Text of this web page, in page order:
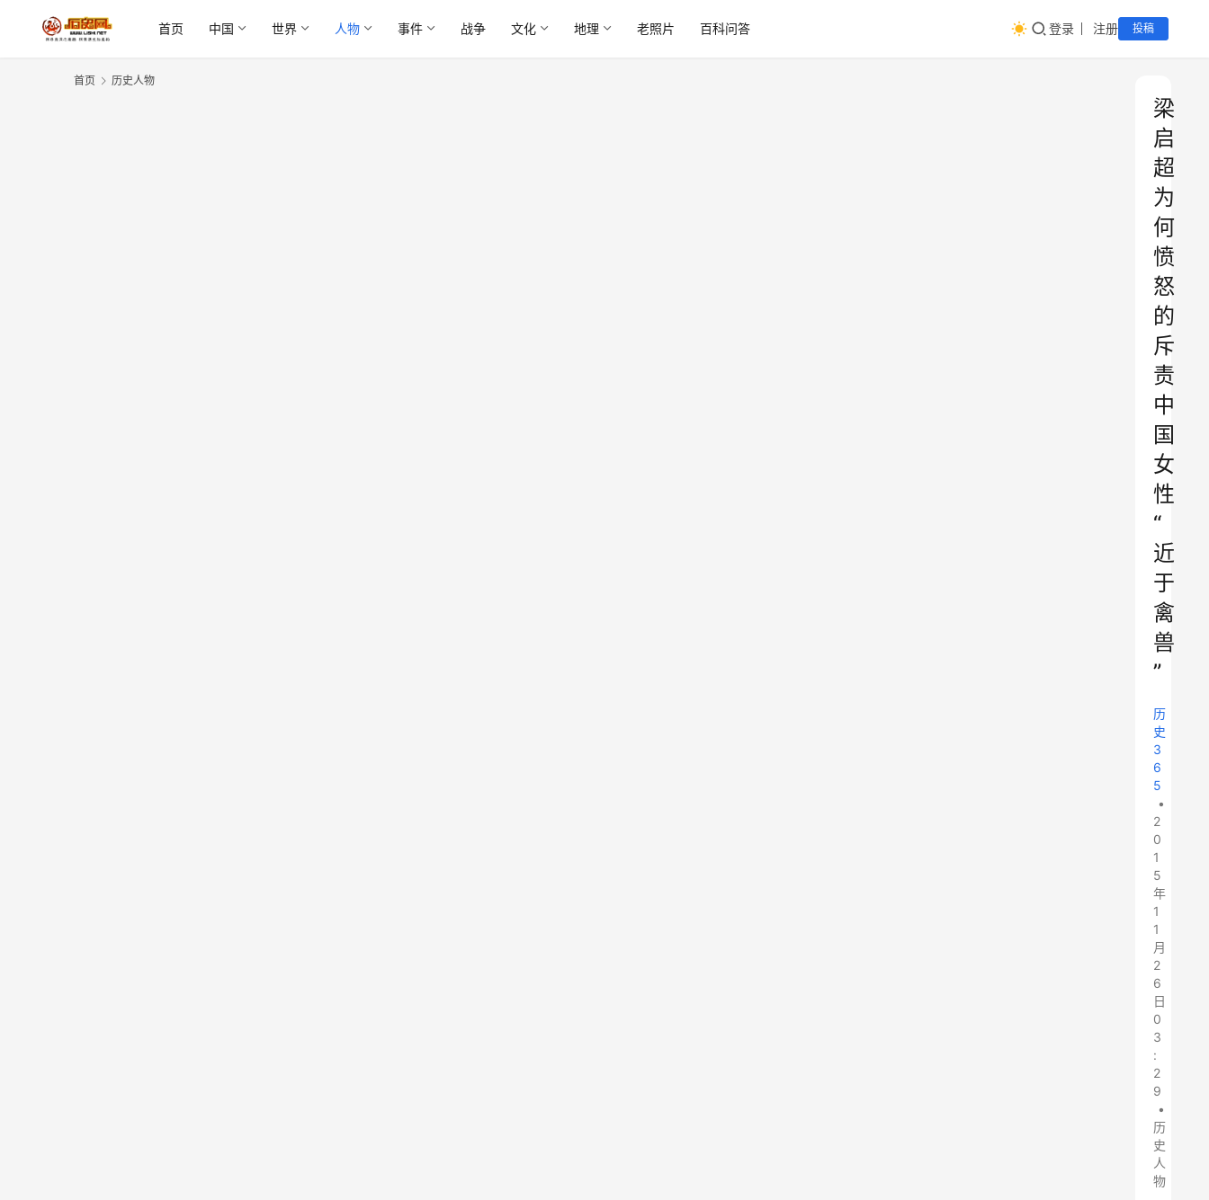
首页 中国 世界 人物 事件 战争 文化 地理 老照片 百科问答 登录 注册 投稿
首页 历史人物
梁
启
超
为
何
愤
怒
的
斥
责
中
国
女
性
“
近
于
禽
兽
”
历
史
3
6
5
•
2
0
1
5
年
1
1
月
2
6
日
0
3
:
2
9
•
历
史
人
物